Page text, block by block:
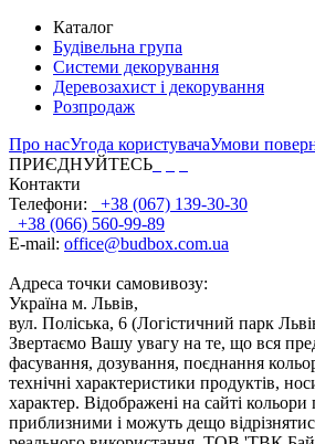
Каталог
Будівельна група
Системи декорування
Деревозахист і декорування
Розпродаж
Про насУгода користувачаУмови
ПРИЄДНУЙТЕСЬ
Контакти
Телефони:
+38 (067) 139-30-30
+38 (066) 560-99-89
E-mail: office@budbox.com.ua
Адреса точки самовивозу:
Україна м. Львів,
вул. Поліська, 6 (Логістичний парк
Звертаємо Вашу увагу на те, що вся
фасування, дозування, поєднання
технічні характеристики продуктів,
характер. Відображені на сайті кольори
приблизними і можуть дещо